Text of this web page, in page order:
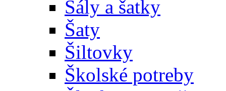
Šály a šatky
Šaty
Šiltovky
Školské potreby